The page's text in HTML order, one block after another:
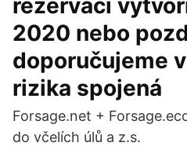
rezervaci
2020 nebo
doporučujeme
rizika spojená
Forsage.net +
do včelích úlů a z.s.